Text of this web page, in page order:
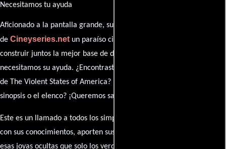
Necesitamos tu ayuda
Aficionado a la pantalla grande, su participación es clave para hacer
de Cineyseries.netun paraíso cinéfilo completo. Queremos
construir juntos la mejor base de datos cinematográfica, pero
necesitamos su ayuda. ¿Encontraste algún dato faltante en la ficha
de The Violent States of America? ¿Detectaste algún error en la
sinopsis o el elenco? ¡Queremos saberlo todo!
Este es un llamado a todos los simpatizantes del cine: contribuyan
con sus conocimientos, aporten sus descubrimientos y compartan
esas joyas ocultas que solo los verdaderos fanáticos conocen. Sus